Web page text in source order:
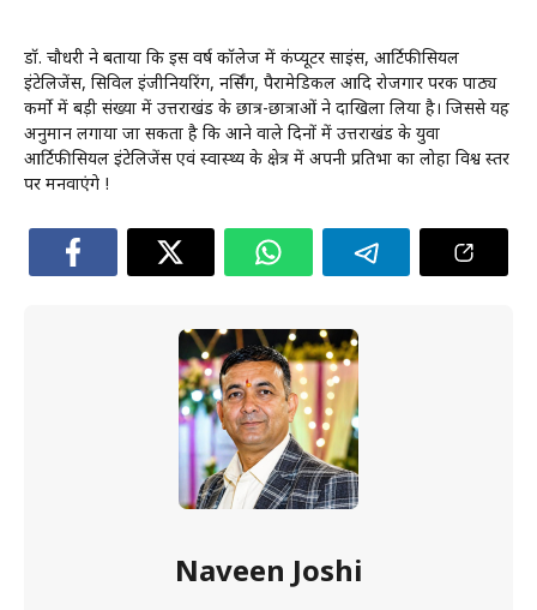
डॉ. चौधरी ने बताया कि इस वर्ष कॉलेज में कंप्यूटर साइंस, आर्टिफीसियल
इंटेलिजेंस, सिविल इंजीनियरिंग, नर्सिंग, पैरामेडिकल आदि रोजगार परक पाठ्य
कर्मो में बड़ी संख्या में उत्तराखंड के छात्र-छात्राओं ने दाखिला लिया है। जिससे यह
अनुमान लगाया जा सकता है कि आने वाले दिनों में उत्तराखंड के युवा
आर्टिफीसियल इंटेलिजेंस एवं स्वास्थ्य के क्षेत्र में अपनी प्रतिभा का लोहा विश्व स्तर
पर मनवाएंगे !
Naveen Joshi